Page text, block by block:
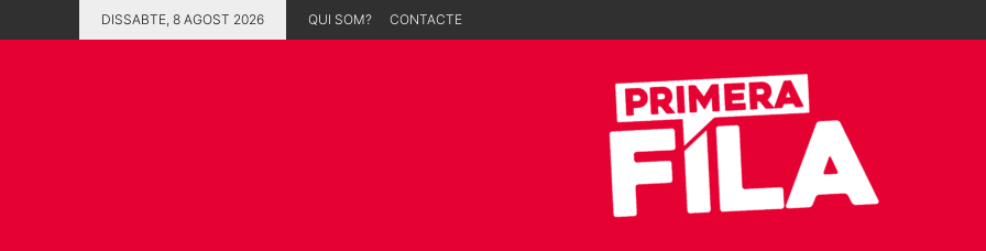
DISSABTE, 8 AGOST 2026 QUI SOM? CONTACTE